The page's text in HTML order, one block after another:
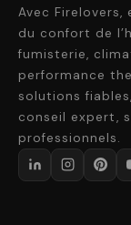
Avec Firelovers,
du confort de
fumisterie,
performance
solutions
conseil expert,
professionnels.